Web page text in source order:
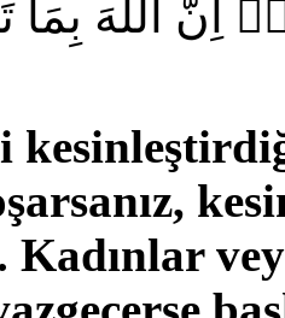
اِنَّ اللّٰهَ بِمَا
Kadınlar